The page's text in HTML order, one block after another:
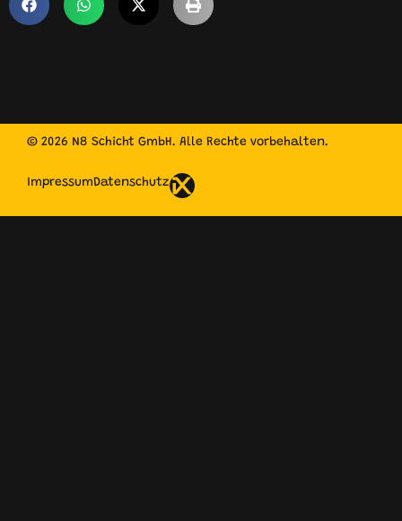
© 2026 N8 Schicht GmbH. Alle Rechte vorbehalten.
ImpressumDatenschutz